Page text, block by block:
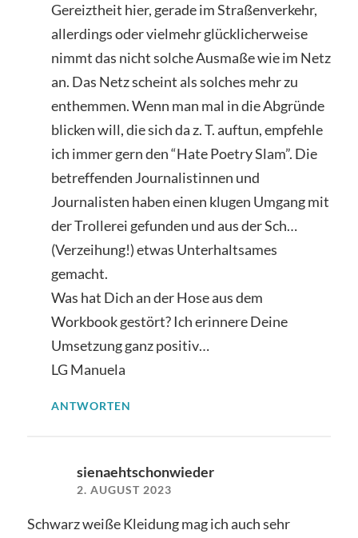
Gereiztheit hier, gerade im Straßenverkehr,
allerdings oder vielmehr glücklicherweise
nimmt das nicht solche Ausmaße wie im Netz
an. Das Netz scheint als solches mehr zu
enthemmen. Wenn man mal in die Abgründe
blicken will, die sich da z. T. auftun, empfehle
ich immer gern den “Hate Poetry Slam”. Die
betreffenden Journalistinnen und
Journalisten haben einen klugen Umgang mit
der Trollerei gefunden und aus der Sch…
(Verzeihung!) etwas Unterhaltsames
gemacht.
Was hat Dich an der Hose aus dem
Workbook gestört? Ich erinnere Deine
Umsetzung ganz positiv…
LG Manuela
ANTWORTEN
sienaehtschonwieder
2. AUGUST 2023
Schwarz weiße Kleidung mag ich auch sehr